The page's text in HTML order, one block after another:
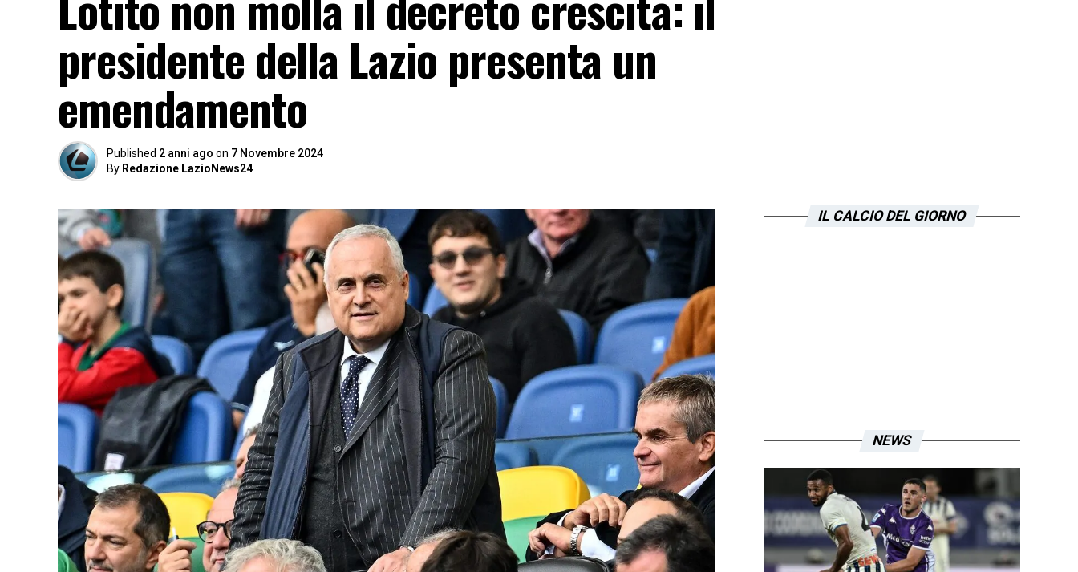
presidente della Lazio presenta un
emendamento
Published 2 anni ago on 7 Novembre 2024
By Redazione LazioNews24
IL CALCIO DEL GIORNO
NEWS